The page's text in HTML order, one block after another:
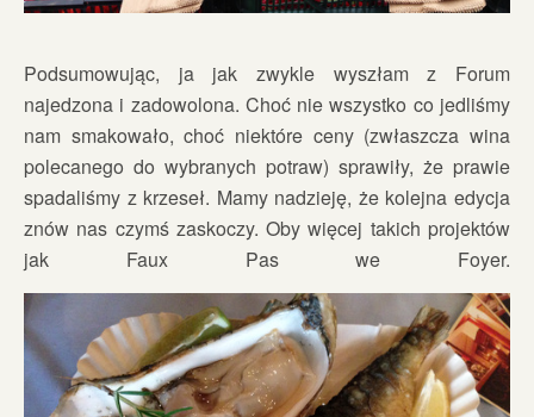
Podsumowując, ja jak zwykle wyszłam z Forum
najedzona i zadowolona. Choć nie wszystko co jedliśmy
nam smakowało, choć niektóre ceny (zwłaszcza wina
polecanego do wybranych potraw) sprawiły, że prawie
spadaliśmy z krzeseł. Mamy nadzieję, że kolejna edycja
znów nas czymś zaskoczy. Oby więcej takich projektów
jak Faux Pas we Foyer.